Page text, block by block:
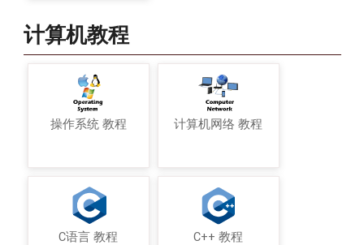
计算机教程
操作系统 教程 计算机网络 教程
C语言 教程 C++ 教程